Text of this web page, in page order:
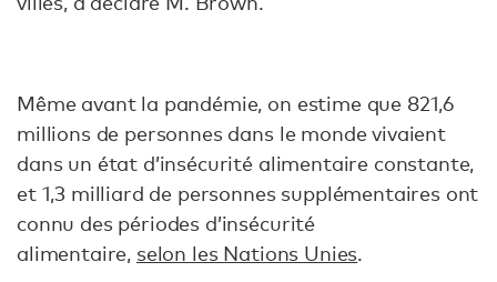
Même avant la pandémie, on estime que 821,6
millions de personnes dans le monde vivaient
dans un état d’insécurité alimentaire constante,
et 1,3 milliard de personnes supplémentaires ont
connu des périodes d’insécurité
alimentaire, selon les Nations Unies.